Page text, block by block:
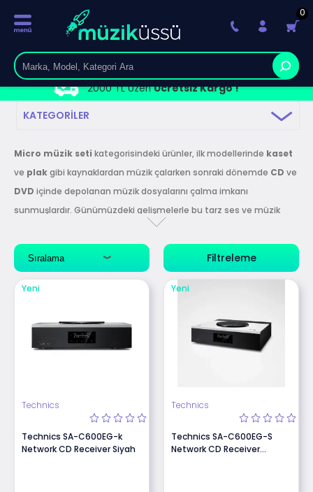
2000 TL ÜzeriÜcretsiz Kargo !
0
KATEGORILER
Micro müzik seti kategorisindeki ürünler, ilk modellerinde kaset
ve plakgibi kaynaklardan müzik çalarken sonraki dönemde CD ve
DVD içinde depolanan müzik dosyalarını çalma imkanı
sunmuşlardır. Günümüzdeki gelişmelerle bu tarz ses ve müzik
depolama
bağlantıüzerindenses dosyalarının çalınmasıuygun olacak
şekilde üretilmiştir.
En kaliteli ve sağlam ürünlerle kullanımınız
ve uygulamanıza en uygun ürünleri bu kategori altında bulabilir,
danışabilirsiniz.
Filtreleme
Yeni
Technics
Technics SA-C600EG-k
Network CD Receiver Siyah
Yeni
Technics
Technics SA-C600EG-S
Network CD Receiver